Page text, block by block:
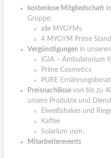
kostenlose Mitgliedschaft
Gruppe:
alle MYGYMs
4 MYGYM Prime
Vergünstigungen in
IGIA – Ambulatorium
Prime Cosmetics
PURE
Preisnachlässe von bis zu
unsere Produkte und
Eiweißshakes und
Kaffee
Solarium uvm.
Mitarbeiterevents